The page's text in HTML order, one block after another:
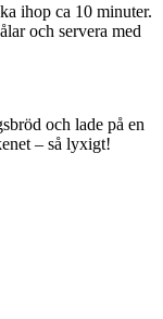
ihop ca 10 minuter.
och servera med
och lade på en
– så lyxigt!